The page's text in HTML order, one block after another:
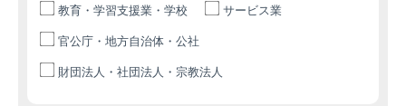
教育・学習支援業・学校 サービス業
官公庁・地方自治体・公社
財団法人・社団法人・宗教法人